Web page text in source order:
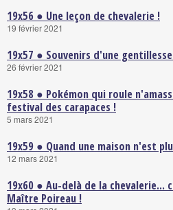
19x56 ● Une leçon de chevalerie !
19 février 2021
19x57 ● Souvenirs d'une
26 février 2021
19x58 ● Pokémon qui roule
festival des carapaces !
5 mars 2021
19x59 ● Quand une maison n'est
12 mars 2021
19x60 ● Au-delà de la chevalerie...
Maître Poireau !